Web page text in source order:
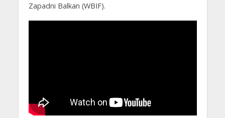
Zapadni Balkan (WBIF).